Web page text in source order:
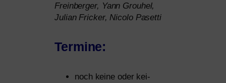
Freinberger, Yann Grouhel,
Julian Fricker, Nicolo Pasetti
Termine:
noch kei­ne oder kei­